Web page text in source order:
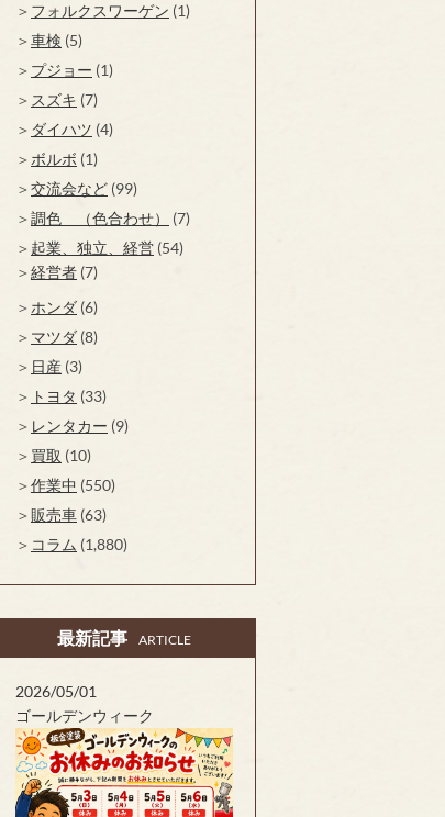
フォルクスワーゲン (1)
車検 (5)
プジョー (1)
スズキ (7)
ダイハツ (4)
ボルボ (1)
交流会など (99)
調色 （色合わせ）
(7)
起業、独立、経営 (54)
経営者 (7)
ホンダ (6)
マツダ (8)
日産 (3)
トヨタ (33)
レンタカー (9)
買取 (10)
作業中 (550)
販売車 (63)
コラム (1,880)
最新記事 ARTICLE
2026/05/01
ゴールデンウィーク